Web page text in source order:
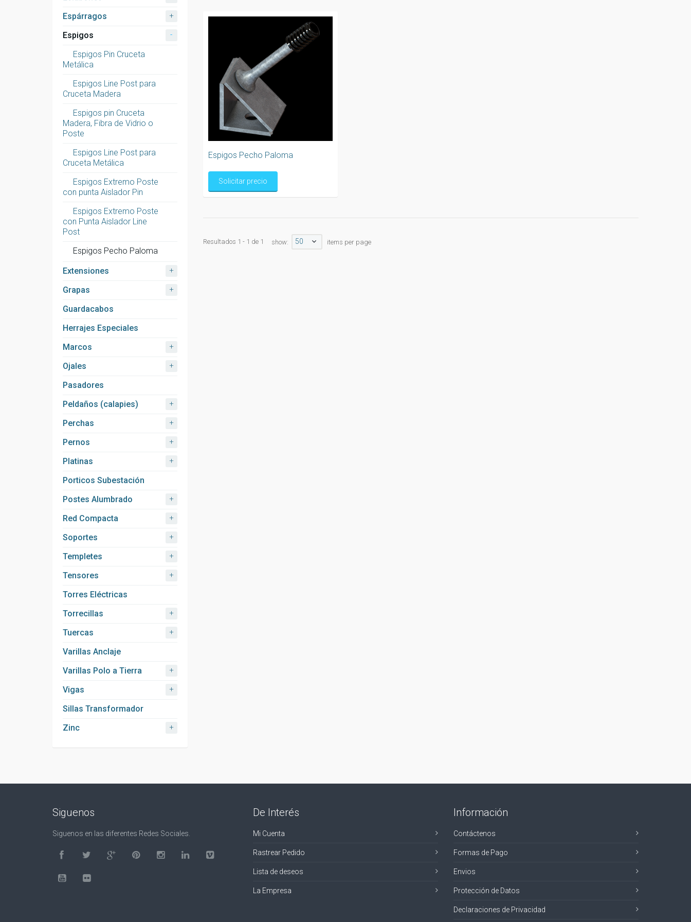
Espigos Pecho Paloma
Solicitar precio
Resultados 1 - 1 de 1 show: 50 items per page
Espárragos +
Espigos -
Espigos Pin Cruceta
Metálica
Espigos Line Post para
Cruceta Madera
Espigos pin Cruceta
Madera, Fibra de Vidrio o
Poste
Espigos Line Post para
Cruceta Metálica
Espigos Extremo Poste
con punta Aislador Pin
Espigos Extremo Poste
con Punta Aislador Line
Post
Espigos Pecho Paloma
Extensiones +
Grapas +
Guardacabos
Herrajes Especiales
Marcos
+
Ojales +
Pasadores
Peldaños (calapies)
+
Perchas +
Pernos +
Platinas +
Porticos Subestación
Postes Alumbrado
+
Red Compacta +
Soportes +
Templetes +
Tensores +
Torres Eléctricas
Torrecillas
+
Tuercas +
Varillas Anclaje
Varillas Polo a Tierra
+
Vigas +
Sillas Transformador
Zinc
+
Siguenos
Siguenos en las diferentes Redes Sociales.
De Interés
Mi Cuenta
Rastrear Pedido
Lista de deseos
La Empresa
Información
Contáctenos
Formas de Pago
Envios
Protección de Datos
Declaraciones de Privacidad